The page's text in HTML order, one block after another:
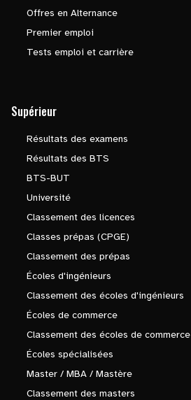
Offres en Alternance
Premier emploi
Tests emploi et carrière
Supérieur
Résultats des examens
Résultats des BTS
BTS-BUT
Université
Classement des licences
Classes prépas (CPGE)
Classement des prépas
Écoles d'ingénieurs
Classement des écoles d'ingénieurs
Écoles de commerce
Classement des écoles de commerce
Écoles spécialisées
Master / MBA / Mastère
Classement des masters